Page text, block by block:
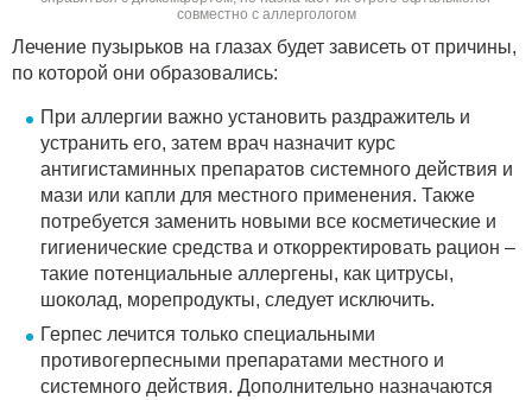
совместно с аллергологом
Лечение пузырьков на глазах будет зависеть от причины,
по которой они образовались:
При аллергии важно установить раздражитель и
устранить его, затем врач назначит курс
антигистаминных препаратов системного действия и
мази или капли для местного применения. Также
потребуется заменить новыми все косметические и
гигиенические средства и откорректировать рацион –
такие потенциальные аллергены, как цитрусы,
шоколад, морепродукты, следует исключить.
Герпес лечится только специальными
противогерпесными препаратами местного и
системного действия. Дополнительно назначаются